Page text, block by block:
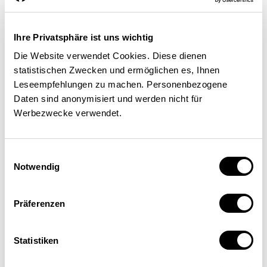
Ihre Privatsphäre ist uns wichtig
Die Website verwendet Cookies. Diese dienen
statistischen Zwecken und ermöglichen es, Ihnen
Leseempfehlungen zu machen. Personenbezogene
Daten sind anonymisiert und werden nicht für
Werbezwecke verwendet.
Notwendig
Präferenzen
Statistiken
Besonderes Augenmerk sollte der stark
sollten die Möglichkeiten der
Exportrisikogarantie ausgeschöpft und die
Kurzarbeitsentschädigung von 12 auf 18
Monate verlängert werden.
Bedingten Stimulierungsplan für
angezeigt, wenn sich abzeichnen sollte, dass